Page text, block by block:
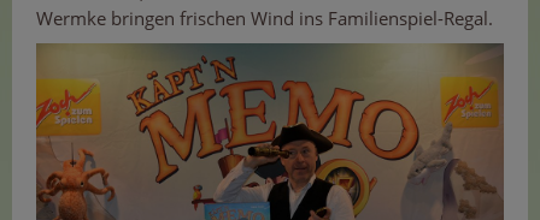
Wermke bringen frischen Wind ins Familienspiel-Regal.